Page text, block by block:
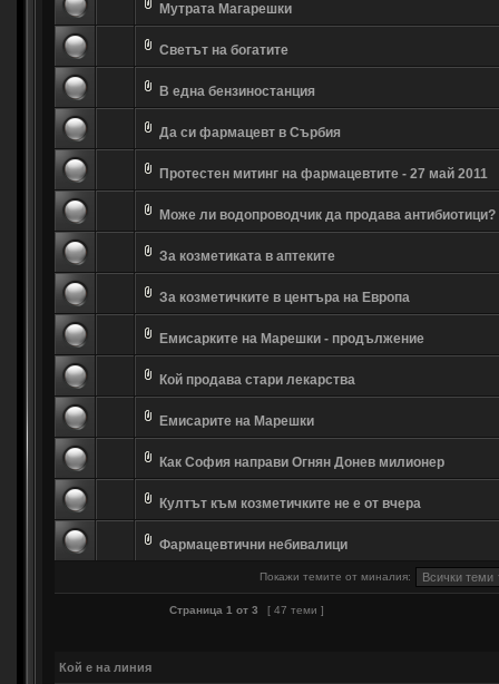
Мутрата Магарешки
Светът на богатите
В една бензиностанция
Да си фармацевт в Сърбия
Протестен митинг на фармацевтите - 27 май 2011
Може ли водопроводчик да продава антибиотици?
За козметиката в аптеките
За козметичките в центъра на Европа
Емисарките на Марешки - продължение
Кой продава стари лекарства
Емисарите на Марешки
Как София направи Огнян Донев милионер
Култът към козметичките не е от вчера
Фармацевтични небивалици
Покажи темите от миналия:
Страница 1 от 3 [ 47 теми ]
Кой е на линия